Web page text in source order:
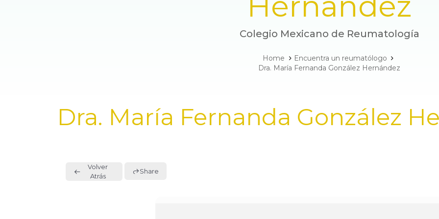
Colegio Mexicano de Reumatología
Home
Encuentra un reumatólogo
Dra. María Fernanda González Hernández
Dra. María Fernanda González
Volver
Atrás
Share